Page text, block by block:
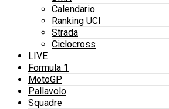
Calendario
Ranking UCI
Strada
Ciclocross
LIVE
Formula 1
MotoGP
Pallavolo
Squadre